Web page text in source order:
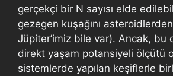
gerçekçi bir N sayısı elde
gezegen kuşağını
Jüpiter’imiz bile var). Ancak, bu
direkt yaşam potansiyeli ölçütü
sistemlerde yapılan keşiflerle